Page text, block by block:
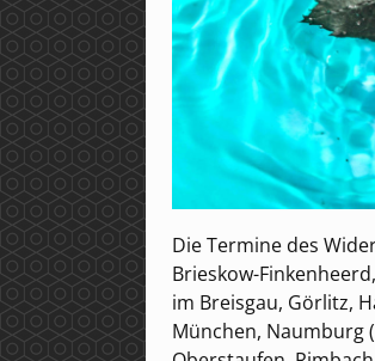
Die Termine des
Brieskow-
im Breisgau, Görlitz,
München, Naumburg